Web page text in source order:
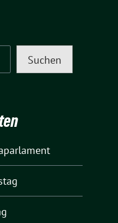
Suchen